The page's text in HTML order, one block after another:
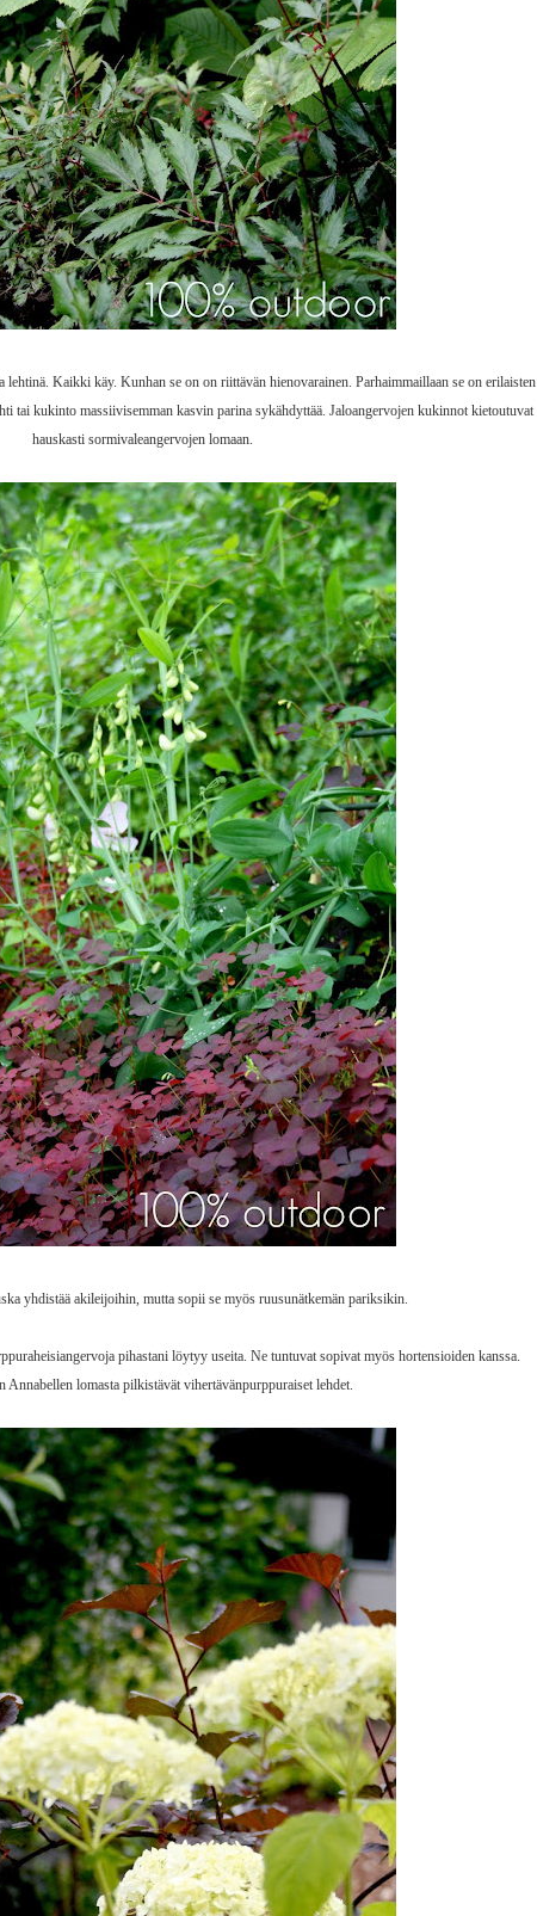
lehtinä. Kaikki käy. Kunhan se on on riittävän hienovarainen. Parhaimmaillaan se on erilaisten
tai kukinto massiivisemman kasvin parina sykähdyttää. Jaloangervojen kukinnot kietoutuvat
hauskasti sormivaleangervojen lomaan.
yhdistää akileijoihin, mutta sopii se myös ruusunätkemän pariksikin.
pihastani löytyy useita. Ne tuntuvat sopivat myös hortensioiden kanssa.
Annabellen lomasta pilkistävät vihertävänpurppuraiset lehdet.